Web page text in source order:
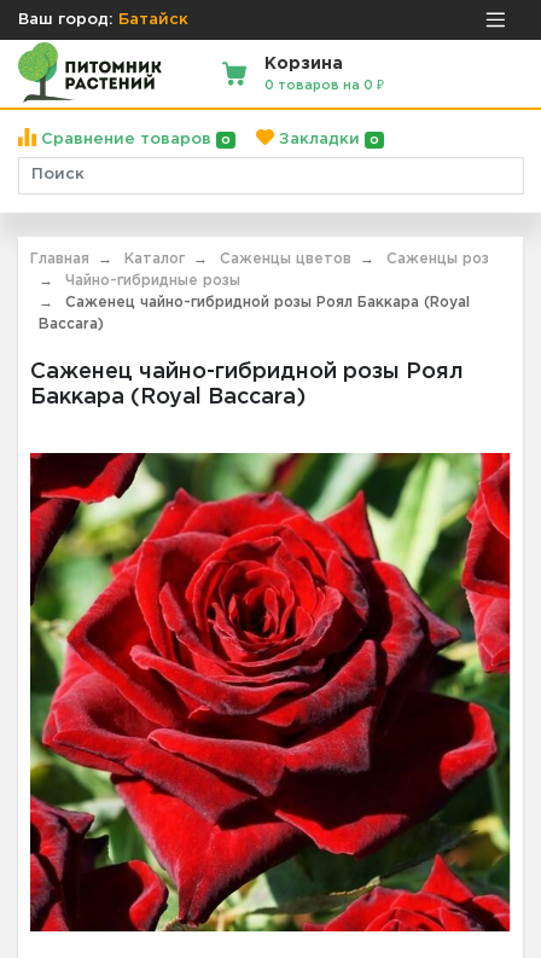
Ваш город: Батайск
Корзина
0 товаров на 0 ₽
Сравнение товаров 0 Закладки 0
Главная Каталог Саженцы цветов
Саженцы роз
Чайно-гибридные розы
Саженец чайно-гибридной розы Роял Баккара (Royal
Baccara)
Саженец чайно-гибридной розы Роял
Баккара (Royal Baccara)